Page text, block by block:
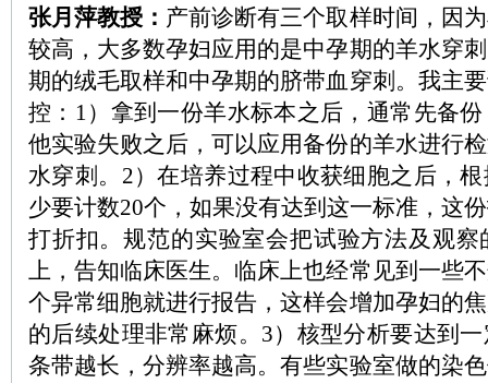
张月萍教授： 产前诊断有三个取样时间，因
较高，大多数孕妇应用的是中孕期的羊水穿
期的绒毛取样和中孕期的脐带血穿刺。我主
控：1）拿到一份羊水标本之后，通常先备
他实验失败之后，可以应用备份的羊水进行
水穿刺。2）在培养过程中收获细胞之后，
少要计数20个，如果没有达到这一标准，这
打折扣。规范的实验室会把试验方法及观
上，告知临床医生。临床上也经常见到一些
个异常细胞就进行报告，这样会增加孕妇的
的后续处理非常麻烦。3）核型分析要达到
条带越长，分辨率越高。有些实验室做的染